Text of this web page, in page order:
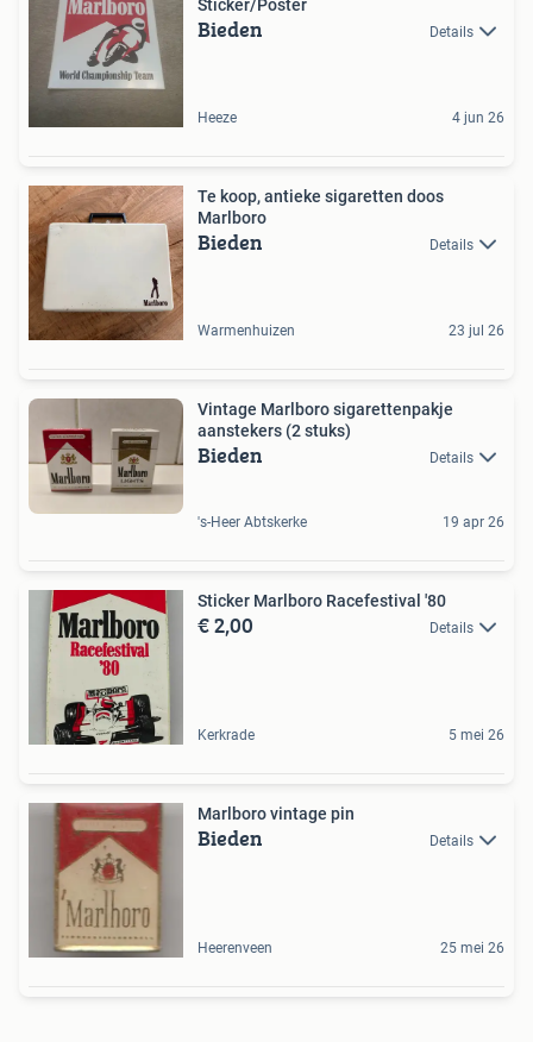
Sticker/Poster
Bieden Details
Heeze 4 jun 26
Te koop, antieke sigaretten doos
Marlboro
Bieden Details
Warmenhuizen 23 jul 26
Vintage Marlboro sigarettenpakje
aanstekers (2 stuks)
Bieden Details
's-Heer Abtskerke 19 apr 26
Sticker Marlboro Racefestival '80
€ 2,00 Details
Kerkrade 5 mei 26
Marlboro vintage pin
Bieden Details
Heerenveen 25 mei 26